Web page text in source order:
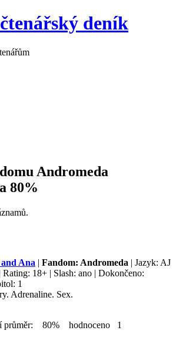
deník
Andromeda
80%
Ana | Fandom: Andromeda | Jazyk: AJ
18+ | Slash: ano | Dokončeno:
1
Adrenaline. Sex.
průměr: 80% hodnoceno 1